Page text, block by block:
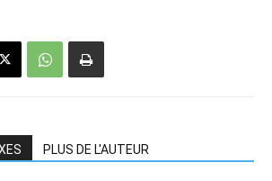
PLUS DE L'AUTEUR